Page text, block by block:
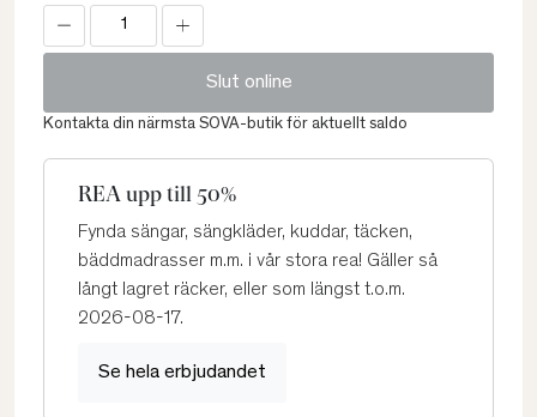
Slut online
Kontakta din närmsta SOVA-butik för aktuellt saldo
REA upp till 50%
Fynda sängar, sängkläder, kuddar, täcken,
bäddmadrasser m.m. i vår stora rea! Gäller så
långt lagret räcker, eller som längst t.o.m.
2026-08-17.
Se hela erbjudandet